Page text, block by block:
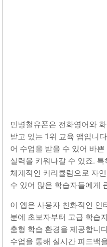
민병철유폰은 전화영어와
받고 있는 1위 교육 앱입니
어 수업을 받을 수 있어 바
실력을 키워나갈 수 있죠.
체계적인 커리큘럼으로 자
수 있어 많은 학습자들에게
이 앱은 사용자 친화적인 인
분에 초보자부터 고급 학습
춤형 학습 환경을 제공합니
수업을 통해 실시간 피드백